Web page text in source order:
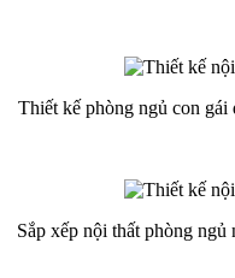
Thiết kế phòng ngủ con gái
Sắp xếp nội thất phòng ngủ